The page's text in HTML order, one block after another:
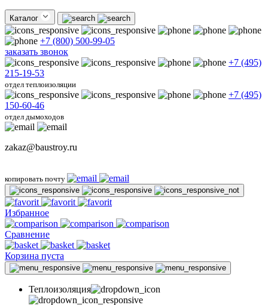
Каталог
+7 (800) 500-99-05
заказать звонок
+7 (495)
215-19-53
отдел теплоизоляции
+7 (495)
150-60-46
отдел дымоходов
zakaz@baustroy.ru
копировать почту
Избранное
Сравнение
Корзина пуста
Теплоизоляция